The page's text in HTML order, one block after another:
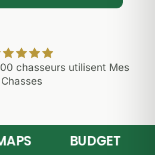
chasseurs utilisent Mes
Chasses
BUDGET